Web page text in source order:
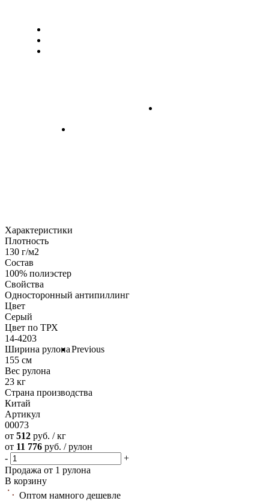
Previous
Характеристики
Плотность
130 г/м2
Состав
100% полиэстер
Свойства
Односторонный антипиллинг
Цвет
Серый
Цвет по ТРХ
14-4203
Ширина рулона
155 см
Вес рулона
23 кг
Страна производства
Китай
Артикул
00073
от 512 руб. / кг
от 11 776 руб. / рулон
-
+
Продажа от 1 рулона
В корзину
Оптом намного дешевле